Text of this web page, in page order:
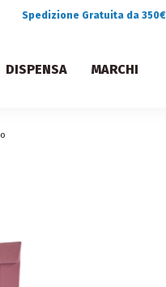
Spedizione Gratuita da 350€
DISPENSA MARCHI